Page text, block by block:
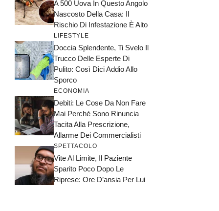
A 500 Uova In Questo Angolo
Nascosto Della Casa: Il
Rischio Di Infestazione È Alto
LIFESTYLE
Doccia Splendente, Ti Svelo Il
Trucco Delle Esperte Di
Pulito: Così Dici Addio Allo
Sporco
ECONOMIA
Debiti: Le Cose Da Non Fare
Mai Perché Sono Rinuncia
Tacita Alla Prescrizione,
Allarme Dei Commercialisti
SPETTACOLO
Vite Al Limite, Il Paziente
Sparito Poco Dopo Le
Riprese: Ore D’ansia Per Lui